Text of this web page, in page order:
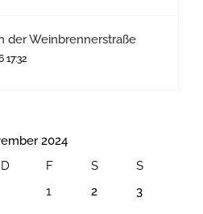
der Weinbrennerstraße
17:32
2024
D F S
S
1
2 3